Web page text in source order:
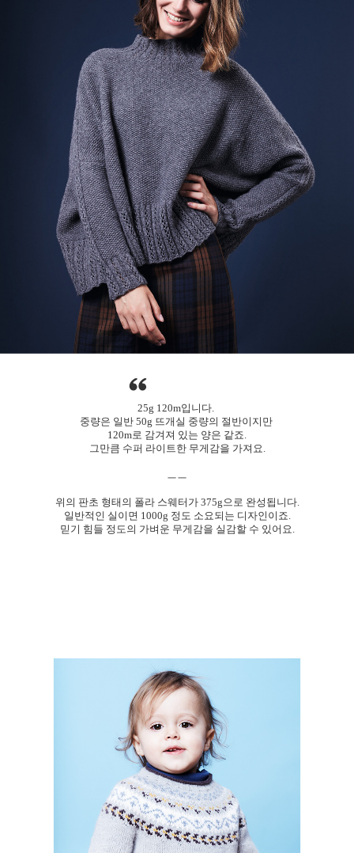
25g 120m입니다.
중량은 일반 50g 뜨개실 중량의 절반이지만
120m로 감겨져 있는 양은 같죠.
그만큼 수퍼 라이트한 무게감을 가져요.
ㅡㅡ
위의 판초 형태의 폴라 스웨터가 375g으로 완성됩니다.
일반적인 실이면 1000g 정도 소요되는 디자인이죠.
믿기 힘들 정도의 가벼운 무게감을 실감할 수 있어요.